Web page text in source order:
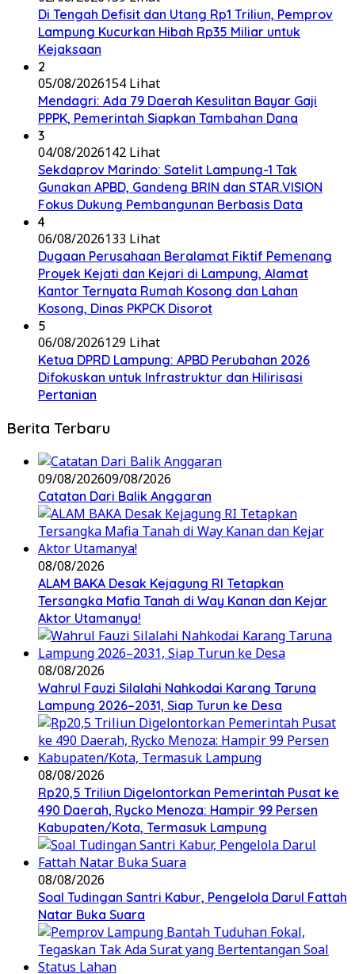
Di Tengah Defisit dan Utang Rp1 Triliun, Pemprov
Lampung Kucurkan Hibah Rp35 Miliar untuk
Kejaksaan
2
05/08/2026154 Lihat
Mendagri: Ada 79 Daerah Kesulitan Bayar Gaji
PPPK, Pemerintah Siapkan Tambahan Dana
3
04/08/2026142 Lihat
Sekdaprov Marindo: Satelit Lampung-1 Tak
Gunakan APBD, Gandeng BRIN dan STAR.VISION
Fokus Dukung Pembangunan Berbasis Data
4
06/08/2026133 Lihat
Dugaan Perusahaan Beralamat Fiktif Pemenang
Proyek Kejati dan Kejari di Lampung, Alamat
Kantor Ternyata Rumah Kosong dan Lahan
Kosong, Dinas PKPCK Disorot
5
06/08/2026129 Lihat
Ketua DPRD Lampung: APBD Perubahan 2026
Difokuskan untuk Infrastruktur dan Hilirisasi
Pertanian
Berita Terbaru
09/08/202609/08/2026
Catatan Dari Balik Anggaran
08/08/2026
ALAM BAKA Desak Kejagung RI Tetapkan
Tersangka Mafia Tanah di Way Kanan dan Kejar
Aktor Utamanya!
08/08/2026
Wahrul Fauzi Silalahi Nahkodai Karang Taruna
Lampung 2026–2031, Siap Turun ke Desa
08/08/2026
Rp20,5 Triliun Digelontorkan Pemerintah Pusat ke
490 Daerah, Rycko Menoza: Hampir 99 Persen
Kabupaten/Kota, Termasuk Lampung
08/08/2026
Soal Tudingan Santri Kabur, Pengelola Darul Fattah
Natar Buka Suara